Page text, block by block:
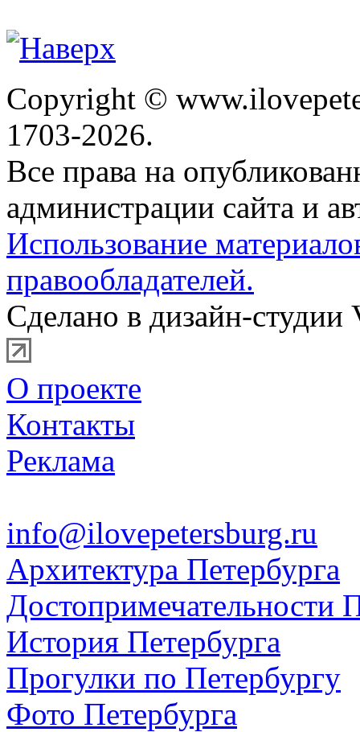
Copyright ©
1703-2026.
Все права на
администрации сайта и
Использование
правообладателей.
Сделано в дизайн-студии
О проекте
Контакты
Реклама
info@ilovepetersburg.ru
Архитектура Петербурга
Достопримечательности
История Петербурга
Прогулки по Петербургу
Фото Петербурга